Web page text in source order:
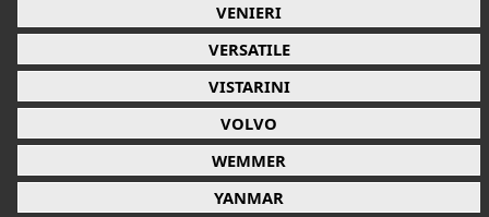
VENIERI
VERSATILE
VISTARINI
VOLVO
WEMMER
YANMAR